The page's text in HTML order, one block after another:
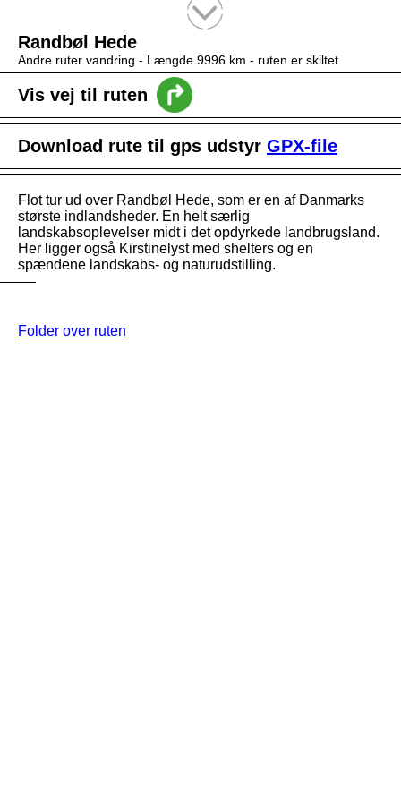
Randbøl Hede
Andre ruter vandring - Længde 9996 km - ruten er skiltet
Vis vej til ruten
Download rute til gps udstyr GPX-file
Flot tur ud over Randbøl Hede, som er en af Danmarks
største indlandsheder. En helt særlig
landskabsoplevelser midt i det opdyrkede landbrugsland.
Her ligger også Kirstinelyst med shelters og en
spændene landskabs- og naturudstilling.
Folder over ruten